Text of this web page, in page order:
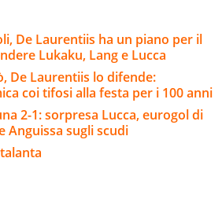
De Laurentiis ha un piano per il
Lukaku, Lang e Lucca
De Laurentiis lo difende:
coi tifosi alla festa per i 100 anni
2-1: sorpresa Lucca, eurogol di
Anguissa sugli scudi